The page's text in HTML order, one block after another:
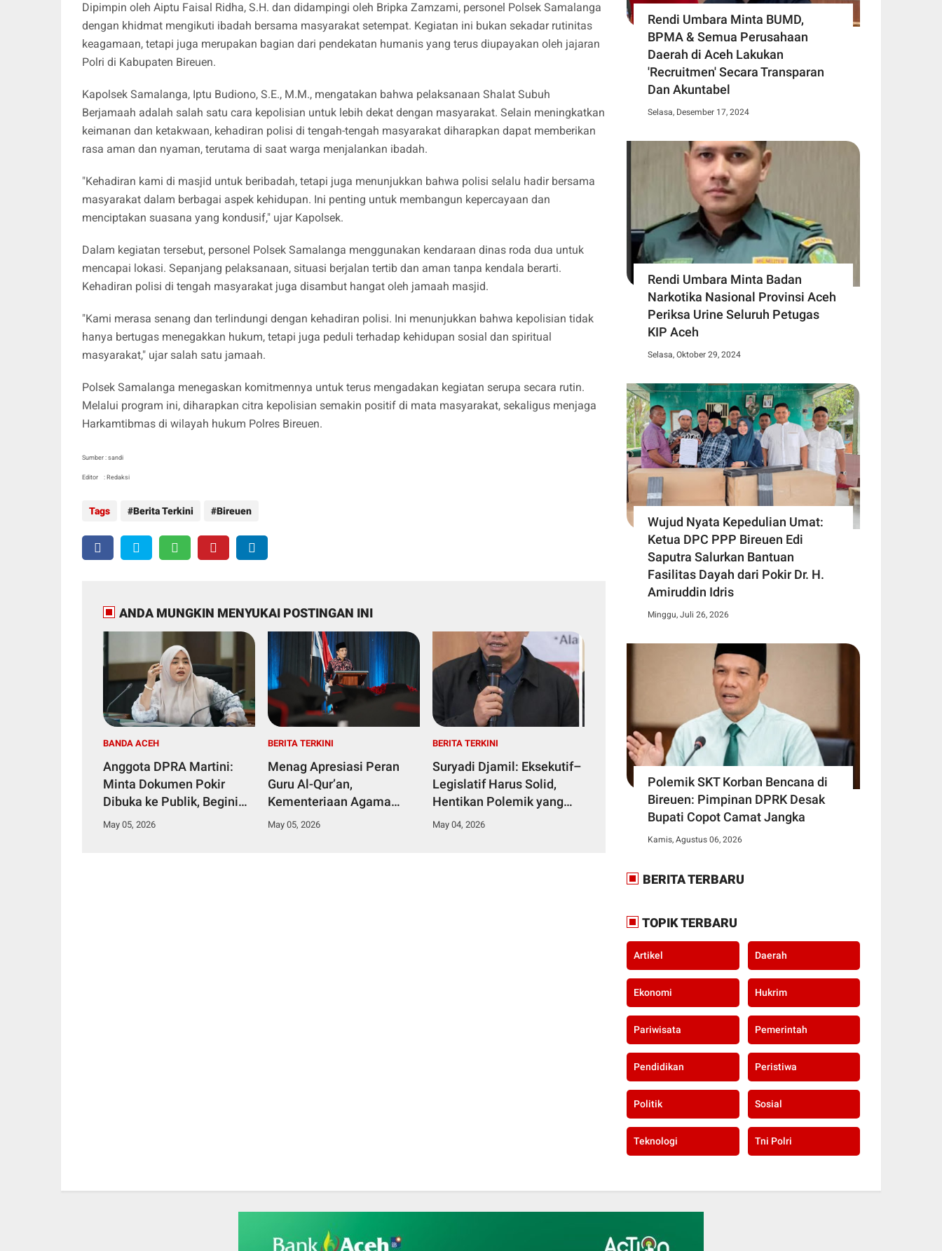
Dipimpin oleh Aiptu Faisal Ridha, S.H. dan didampingi oleh Bripka Zamzami, personel Polsek Samalanga
dengan khidmat mengikuti ibadah bersama masyarakat setempat. Kegiatan ini bukan sekadar rutinitas
keagamaan, tetapi juga merupakan bagian dari pendekatan humanis yang terus diupayakan oleh jajaran
Polri di Kabupaten Bireuen.
Kapolsek Samalanga, Iptu Budiono, S.E., M.M., mengatakan bahwa pelaksanaan Shalat Subuh
Berjamaah adalah salah satu cara kepolisian untuk lebih dekat dengan masyarakat. Selain meningkatkan
keimanan dan ketakwaan, kehadiran polisi di tengah-tengah masyarakat diharapkan dapat memberikan
rasa aman dan nyaman, terutama di saat warga menjalankan ibadah.
"Kehadiran kami di masjid untuk beribadah, tetapi juga menunjukkan bahwa polisi selalu hadir bersama
masyarakat dalam berbagai aspek kehidupan. Ini penting untuk membangun kepercayaan dan
menciptakan suasana yang kondusif," ujar Kapolsek.
Dalam kegiatan tersebut, personel Polsek Samalanga menggunakan kendaraan dinas roda dua untuk
mencapai lokasi. Sepanjang pelaksanaan, situasi berjalan tertib dan aman tanpa kendala berarti.
Kehadiran polisi di tengah masyarakat juga disambut hangat oleh jamaah masjid.
"Kami merasa senang dan terlindungi dengan kehadiran polisi. Ini menunjukkan bahwa kepolisian tidak
hanya bertugas menegakkan hukum, tetapi juga peduli terhadap kehidupan sosial dan spiritual
masyarakat," ujar salah satu jamaah.
Polsek Samalanga menegaskan komitmennya untuk terus mengadakan kegiatan serupa secara rutin.
Melalui program ini, diharapkan citra kepolisian semakin positif di mata masyarakat, sekaligus menjaga
Harkamtibmas di wilayah hukum Polres Bireuen.
Sumber : sandi
Editor : Redaksi
Tags Berita Terkini Bireuen
ANDA MUNGKIN MENYUKAI POSTINGAN INI
BANDA ACEH
Anggota DPRA Martini:
Minta Dokumen Pokir
Dibuka ke Publik, Begini
Respon Ketua DPRA Soal
May 05, 2026
BERITA TERKINI
Menag Apresiasi Peran
Guru Al-Qur’an,
Kementeriaan Agama
Siapkan Beasiswa PJJ
May 05, 2026
BERITA TERKINI
Suryadi Djamil: Eksekutif–
Legislatif Harus Solid,
Hentikan Polemik yang
Merusak Citra Aceh
May 04, 2026
Rendi Umbara Minta BUMD,
BPMA & Semua Perusahaan
Daerah di Aceh Lakukan
'Recruitmen' Secara Transparan
Dan Akuntabel
Selasa, Desember 17, 2024
Rendi Umbara Minta Badan
Narkotika Nasional Provinsi Aceh
Periksa Urine Seluruh Petugas
KIP Aceh
Selasa, Oktober 29, 2024
Wujud Nyata Kepedulian Umat:
Ketua DPC PPP Bireuen Edi
Saputra Salurkan Bantuan
Fasilitas Dayah dari Pokir Dr. H.
Amiruddin Idris
Minggu, Juli 26, 2026
Polemik SKT Korban Bencana di
Bireuen: Pimpinan DPRK Desak
Bupati Copot Camat Jangka
Kamis, Agustus 06, 2026
BERITA TERBARU
TOPIK TERBARU
Artikel Daerah
Ekonomi Hukrim
Pariwisata Pemerintah
Pendidikan Peristiwa
Politik Sosial
Teknologi Tni Polri